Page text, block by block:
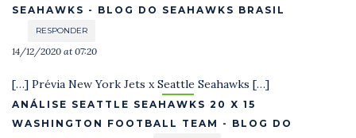
SEAHAWKS - BLOG DO SEAHAWKS BRASIL
RESPONDER
14/12/2020 at 07:20
[…] Prévia New York Jets x Seattle Seahawks […]
ANÁLISE SEATTLE SEAHAWKS 20 X 15
WASHINGTON FOOTBALL TEAM - BLOG DO